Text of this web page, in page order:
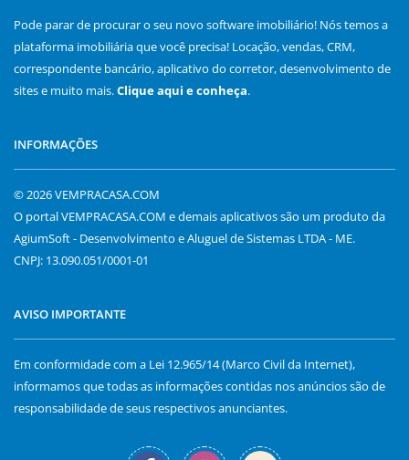
Pode parar de procurar o seu novo software imobiliário! Nós temos a
plataforma imobiliária que você precisa! Locação, vendas, CRM,
correspondente bancário, aplicativo do corretor, desenvolvimento de
sites e muito mais.Clique aqui e conheça.
INFORMAÇÕES
© 2026 VEMPRACASA.COM
O portal VEMPRACASA.COM e demais aplicativos são um produto da
AgiumSoft - Desenvolvimento e Aluguel de Sistemas LTDA - ME.
CNPJ: 13.090.051/0001-01
AVISO IMPORTANTE
Em conformidade com a Lei 12.965/14 (Marco Civil da Internet),
informamos que todas as informações contidas nos anúncios são de
responsabilidade de seus respectivos anunciantes.